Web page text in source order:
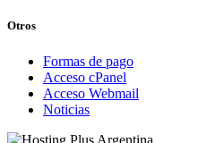
Otros
Formas de pago
Acceso cPanel
Acceso Webmail
Noticias